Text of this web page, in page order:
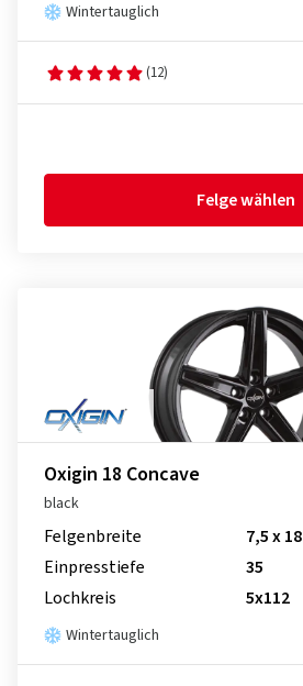
Wintertauglich
(12)
Felge wählen
Oxigin 18 Concave
black
Felgenbreite
7,5 x 18
Einpresstiefe
35
Lochkreis
5x112
Wintertauglich